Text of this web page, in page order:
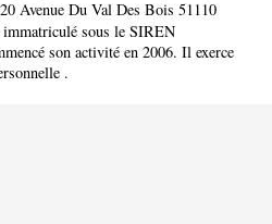
Avenue Du Val Des Bois 51110
sous le SIREN
son activité en 2006. Il exerce
.